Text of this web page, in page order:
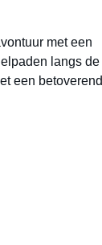
met een
langs de
een betoverend